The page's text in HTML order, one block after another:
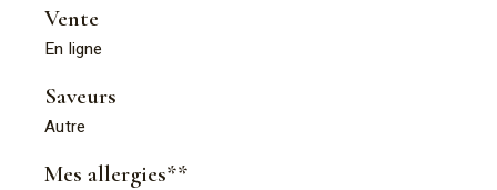
Vente
En ligne
Saveurs
Autre
Mes allergies**